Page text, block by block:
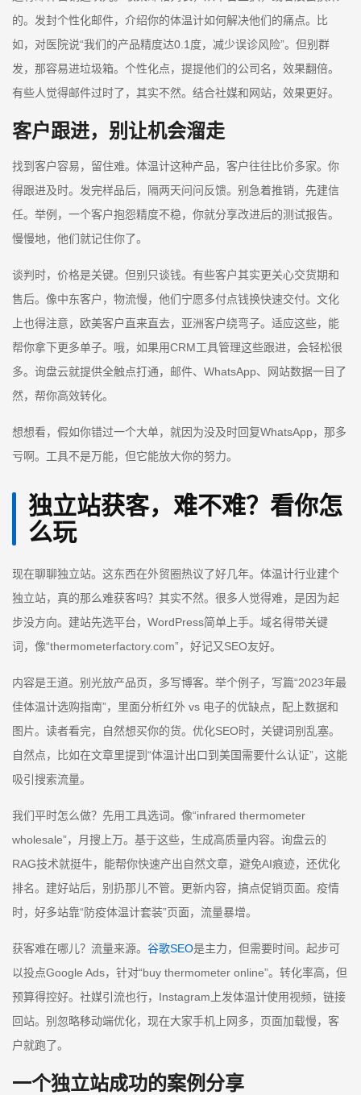
的。发封个性化邮件，介绍你的体温计如何解决他们的痛点。比
如，对医院说“我们的产品精度达0.1度，减少误诊风险”。但别群
发，那容易进垃圾箱。个性化点，提提他们的公司名，效果翻倍。
有些人觉得邮件过时了，其实不然。结合社媒和网站，效果更好。
客户跟进，别让机会溜走
找到客户容易，留住难。体温计这种产品，客户往往比价多家。你
得跟进及时。发完样品后，隔两天问问反馈。别急着推销，先建信
任。举例，一个客户抱怨精度不稳，你就分享改进后的测试报告。
慢慢地，他们就记住你了。
谈判时，价格是关键。但别只谈钱。有些客户其实更关心交货期和
售后。像中东客户，物流慢，他们宁愿多付点钱换快速交付。文化
上也得注意，欧美客户直来直去，亚洲客户绕弯子。适应这些，能
帮你拿下更多单子。哦，如果用CRM工具管理这些跟进，会轻松很
多。询盘云就提供全触点打通，邮件、WhatsApp、网站数据一目了
然，帮你高效转化。
想想看，假如你错过一个大单，就因为没及时回复WhatsApp，那多
亏啊。工具不是万能，但它能放大你的努力。
独立站获客，难不难？看你怎
么玩
现在聊聊独立站。这东西在外贸圈热议了好几年。体温计行业建个
独立站，真的那么难获客吗？其实不然。很多人觉得难，是因为起
步没方向。建站先选平台，WordPress简单上手。域名得带关键
词，像“thermometerfactory.com”，好记又SEO友好。
内容是王道。别光放产品页，多写博客。举个例子，写篇“2023年最
佳体温计选购指南”，里面分析红外 vs 电子的优缺点，配上数据和
图片。读者看完，自然想买你的货。优化SEO时，关键词别乱塞。
自然点，比如在文章里提到“体温计出口到美国需要什么认证”，这能
吸引搜索流量。
我们平时怎么做？先用工具选词。像“infrared thermometer
wholesale”，月搜上万。基于这些，生成高质量内容。询盘云的
RAG技术就挺牛，能帮你快速产出自然文章，避免AI痕迹，还优化
排名。建好站后，别扔那儿不管。更新内容，搞点促销页面。疫情
时，好多站靠“防疫体温计套装”页面，流量暴增。
获客难在哪儿？流量来源。 谷歌SEO是主力，但需要时间。起步可
以投点Google Ads，针对“buy thermometer online”。转化率高，但
预算得控好。社媒引流也行，Instagram上发体温计使用视频，链接
回站。别忽略移动端优化，现在大家手机上网多，页面加载慢，客
户就跑了。
一个独立站成功的案例分享